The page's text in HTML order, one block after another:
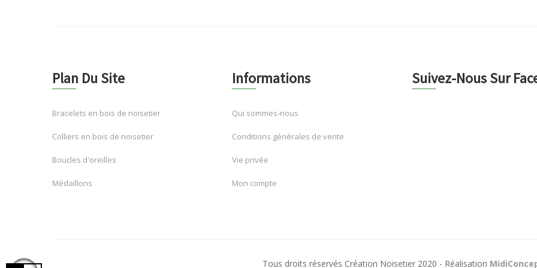
Plan Du Site
Bracelets en bois de noisetier
Colliers en bois de noisetier
Boucles d'oreilles
Médaillons
Informations
Qui sommes-nous
Conditions générales de vente
Vie privée
Mon compte
Suivez-Nous Sur
Tous droits réservés Création Noisetier 2020 - Réalisation